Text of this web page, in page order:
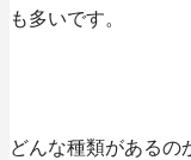
も多いです。
どんな種類があるの